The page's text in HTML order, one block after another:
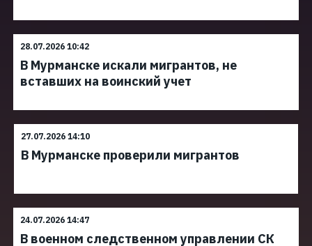
28.07.2026 10:42
В Мурманске искали мигрантов, не
вставших на воинский учет
27.07.2026 14:10
В Мурманске проверили мигрантов
24.07.2026 14:47
В военном следственном управлении СК